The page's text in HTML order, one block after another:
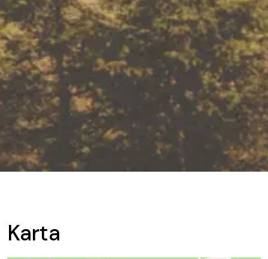
Karta